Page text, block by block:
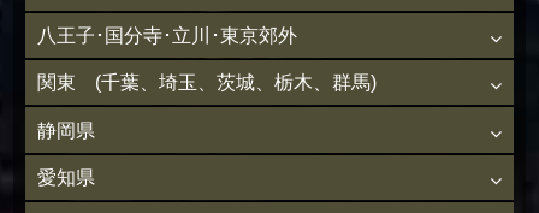
八王子･国分寺･立川･東京郊外
関東 (千葉、埼玉、茨城、栃木、群馬)
静岡県
愛知県